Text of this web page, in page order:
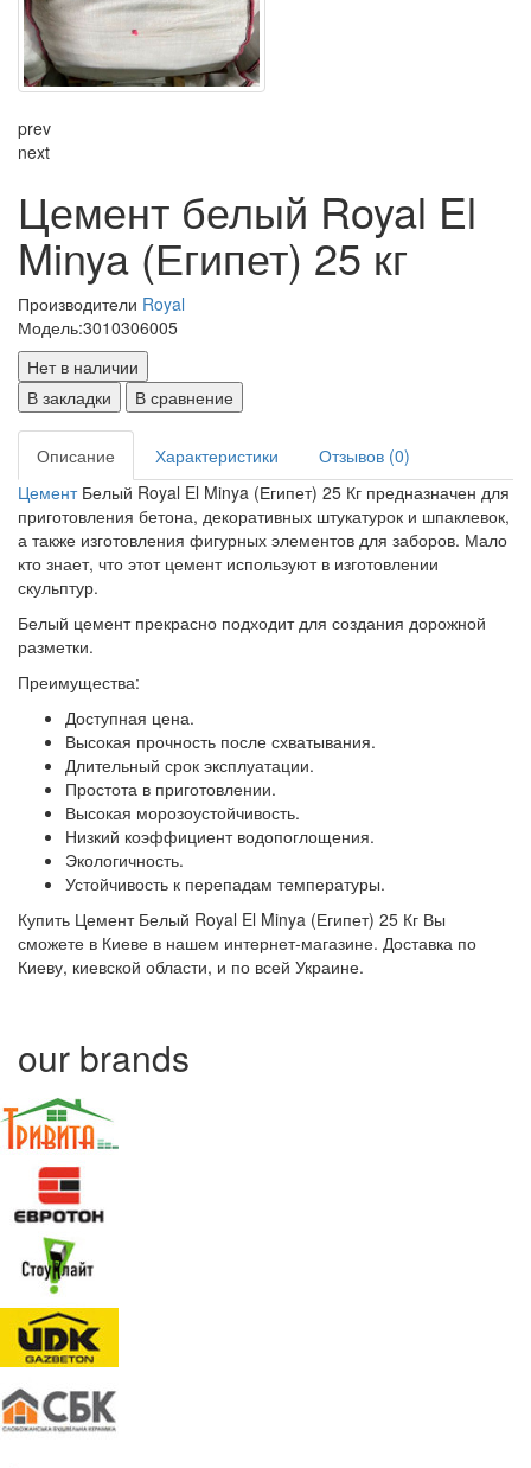
prev
next
Цемент белый Royal El
Minya (Египет) 25 кг
Производители Royal
Модель:3010306005
Нет в наличии
В закладки
В сравнение
Описание Характеристики
Отзывов (0)
ЦементБелый Royal El Minya (Египет) 25 Кг предназначен для
приготовления бетона, декоративных штукатурок и шпаклевок,
а также изготовления фигурных элементов для заборов. Мало
кто знает, что этот цемент используют в изготовлении
скульптур.
Белый цемент прекрасно подходит для создания дорожной
разметки.
Преимущества:
Доступная цена.
Высокая прочность после схватывания.
Длительный срок эксплуатации.
Простота в приготовлении.
Высокая морозоустойчивость.
Низкий коэффициент водопоглощения.
Экологичность.
Устойчивость к перепадам температуры.
Купить Цемент Белый Royal El Minya (Египет) 25 Кг Вы
сможете в Киеве в нашем интернет-магазине. Доставка по
Киеву, киевской области, и по всей Украине.
our brands